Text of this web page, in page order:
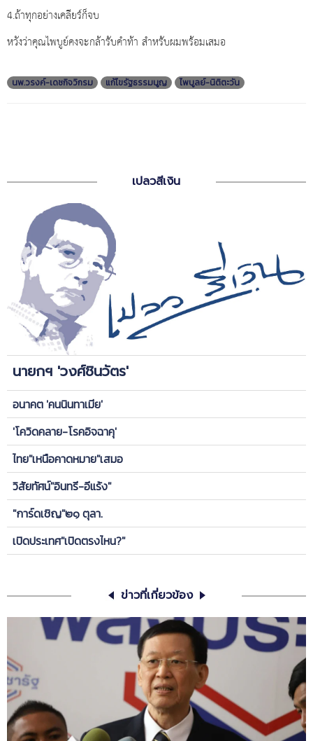
4.ถ้าทุกอย่างเคลียร์ก็จบ
หวังว่าคุณไพบูย์คงจะกล้ารับคำท้า สำหรับผมพร้อมเสมอ
นพ.วรงค์-เดชกิจวิกรม แก้ไขรัฐธรรมนูญ ไพบูลย์-นิติตะวัน
เปลวสีเงิน
นายกฯ 'วงศ์ชินวัตร'
อนาคต 'คนนินทาเมีย'
'โควิดคลาย-โรคอิจฉาคุ'
ไทย"เหนือคาดหมาย"เสมอ
วิสัยทัศน์"อินทรี-อีแร้ง"
"การ์ดเชิญ"๒๑ ตุลา.
เปิดประเทศ"เปิดตรงไหน?"
ข่าวที่เกี่ยวข้อง